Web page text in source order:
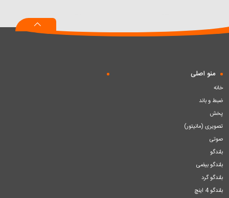
سبد
منو اصلی
خانه
ضبط و باند
پخش
تصویری (مانیتور)
صوتی
بلندگو
بلندگو بیضی
بلندگو گرد
بلندگو 4 اینچ